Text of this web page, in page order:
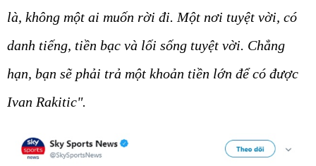
là, không một ai muốn rời đi. Một nơi tuyệt vời, có
danh tiếng, tiền bạc và lối sống tuyệt vời. Chẳng
hạn, bạn sẽ phải trả một khoản tiền lớn để có được
Ivan Rakitic".